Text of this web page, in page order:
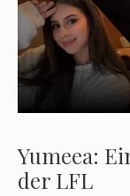
Yumeea:
der LFL